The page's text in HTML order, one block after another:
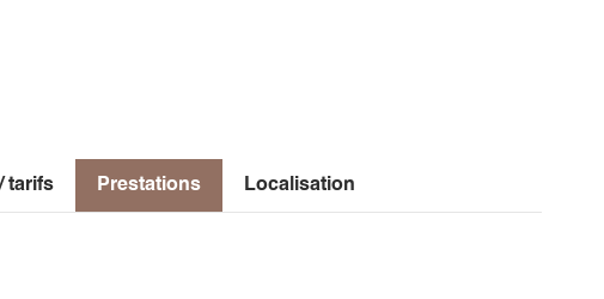
tarifs Prestations Localisation